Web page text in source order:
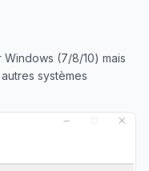
(7/8/10) mais
systèmes